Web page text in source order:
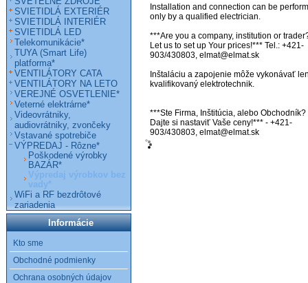
Installation and connection can be
only by a qualified electrician.
***Are you a company, institution or
Let us to set up Your prices!*** Tel.: +421-
903/430803, elmat@elmat.sk
Inštaláciu a zapojenie môže vykonávať
kvalifikovaný elektrotechnik.
***Ste Firma, Inštitúcia, alebo Obchodník?
Dajte si nastaviť Vaše ceny!*** - +421-
903/430803, elmat@elmat.sk
SVIETIDLÁ EXTERIÉR
SVIETIDLÁ INTERIÉR
SVIETIDLÁ LED
Telekomunikácie*
TUYA (Smart Life)
platforma*
VENTILÁTORY CATA
VENTILÁTORY NA LETO
VEREJNÉ OSVETLENIE*
Veterné elektrárne*
Videovrátniky,
audiovrátniky, zvončeky
Vstavané spotrebiče
VÝPREDAJ - Rôzne*
Poškodené výrobky
BAZÁR*
Výpredaj výrobkov bez
vady*
WiFi a RF bezdrôtové
zariadenia
Informácie
Kto sme
Obchodné podmienky
Ochrana osobných údajov